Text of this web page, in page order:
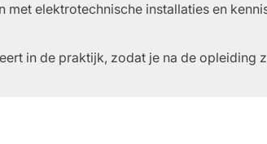
met elektrotechnische installaties en
in de praktijk, zodat je na de opleiding